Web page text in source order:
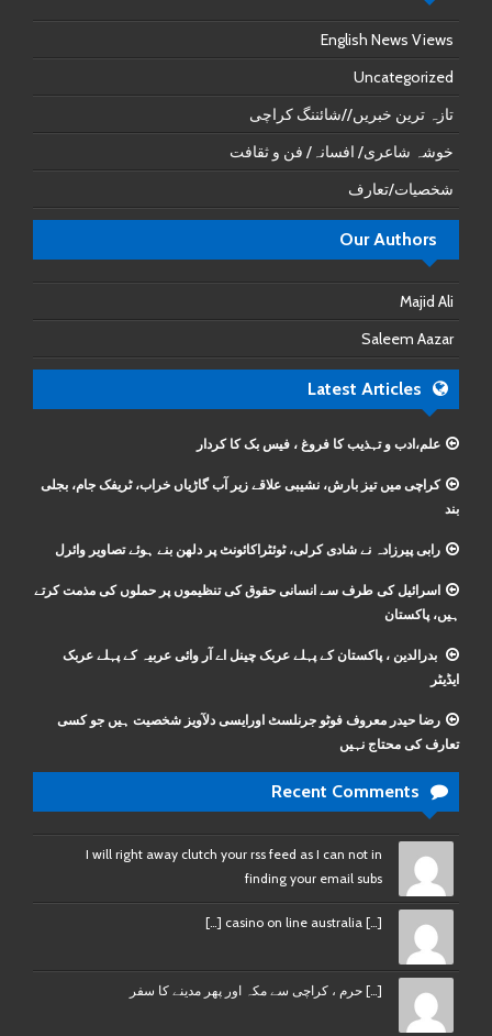
English News Views
Uncategorized
تازہ ترین خبریں//شائننگ کراچی
خوشہ شاعری/ افسانہ/ فن و ثقافت
شخصیات/تعارف
Our Authors
Majid Ali
Saleem Aazar
Latest Articles
علم،ادب و تہذیب کا فروغ ، فیس بک کا کردار
کراچی میں تیز بارش، نشیبی علاقے زیر آب گاڑیاں خراب، ٹریفک جام، بجلی
بند
رابی پیرزادہ نے شادی کرلی، ٹوئٹراکائونٹ پر دلھن بنے ہوئے تصاویر وائرل
اسرائیل کی طرف سے انسانی حقوق کی تنظیموں پر حملوں کی مذمت کرتے
ہیں، پاکستان
بدرالدین ، پاکستان کے پہلے عربک چینل اے آر وائی عربیہ کے پہلے عربک
ایڈیٹر
رضا حیدر معروف فوٹو جرنلسٹ اورایسی دلآویز شخصیت ہیں جو کسی
تعارف کی محتاج نہیں
Recent Comments
I will right away clutch your rss feed as I can not in
finding your email subs
[…] casino on line australia […]
[…] حرم ، کراچی سے مکہ اور پھر مدینے کا سفر